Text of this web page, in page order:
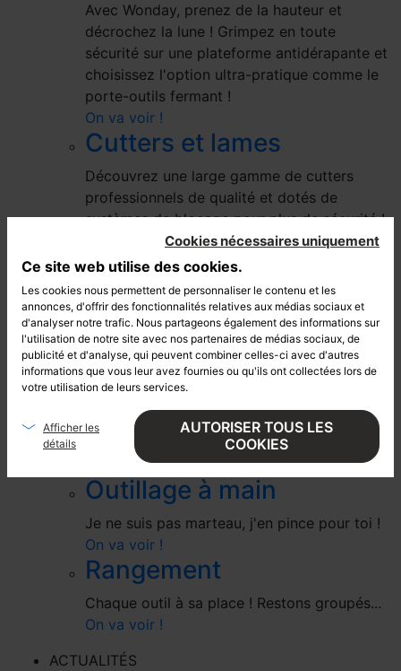
Cookies nécessaires uniquement
Ce site web utilise des cookies.
Les cookies nous permettent de personnaliser le contenu et les
annonces, d'offrir des fonctionnalités relatives aux médias sociaux et
d'analyser notre trafic. Nous partageons également des informations sur
l'utilisation de notre site avec nos partenaires de médias sociaux, de
publicité et d'analyse, qui peuvent combiner celles-ci avec d'autres
informations que vous leur avez fournies ou qu'ils ont collectées lors de
votre utilisation de leurs services.
AUTORISER TOUS LES
COOKIES
Afficher les
détails
Avec Wonday, prenez de la hauteur et
décrochez la lune ! Grimpez en toute
sécurité sur une plateforme antidérapante et
choisissez l'option ultra-pratique comme le
porte-outils fermant !
On va voir !
Cutters et lames
Découvrez une large gamme de cutters
professionnels de qualité et dotés de
systèmes de blocage pour plus de sécurité !
Cutter trapèze, rotatif, ouvre-cartons,
coupe-sangle...à chacun ses atouts !
On va voir !
Réglets
Quoiqu'il arrive, tracez droit devant ! Prenez
la mesure de votre talent !
On va voir !
Mètres à ruban
A chacun sa mesure ! Allez, on déroule...
On va voir !
Outillage à main
Je ne suis pas marteau, j'en pince pour toi !
On va voir !
Rangement
Chaque outil à sa place ! Restons groupés...
On va voir !
ACTUALITÉS